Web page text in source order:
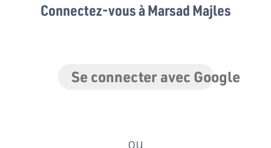
Connectez-vous à Marsad Majles
Se connecter avec Google
ou